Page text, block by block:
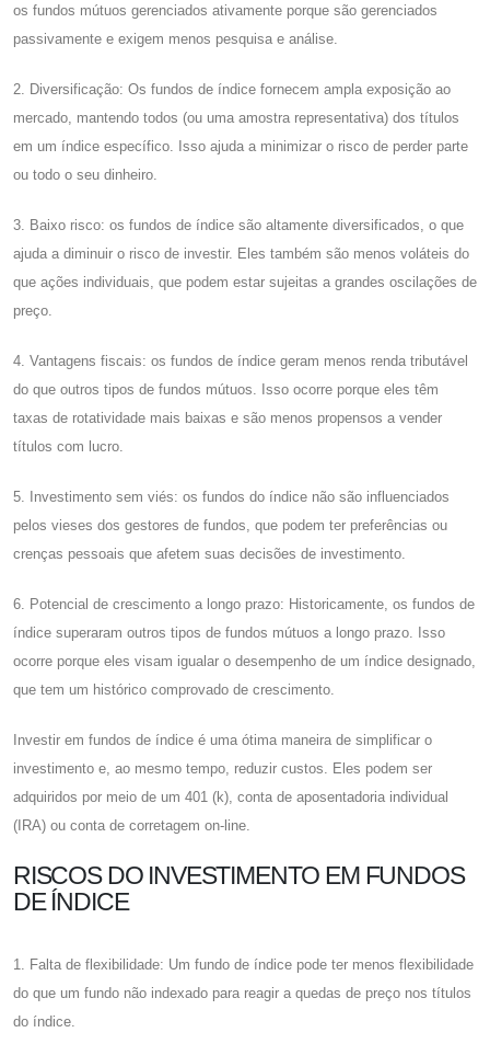
os fundos mútuos gerenciados ativamente porque são gerenciados
passivamente e exigem menos pesquisa e análise.
2. Diversificação: Os fundos de índice fornecem ampla exposição ao
mercado, mantendo todos (ou uma amostra representativa) dos títulos
em um índice específico. Isso ajuda a minimizar o risco de perder parte
ou todo o seu dinheiro.
3. Baixo risco: os fundos de índice são altamente diversificados, o que
ajuda a diminuir o risco de investir. Eles também são menos voláteis do
que ações individuais, que podem estar sujeitas a grandes oscilações de
preço.
4. Vantagens fiscais: os fundos de índice geram menos renda tributável
do que outros tipos de fundos mútuos. Isso ocorre porque eles têm
taxas de rotatividade mais baixas e são menos propensos a vender
títulos com lucro.
5. Investimento sem viés: os fundos do índice não são influenciados
pelos vieses dos gestores de fundos, que podem ter preferências ou
crenças pessoais que afetem suas decisões de investimento.
6. Potencial de crescimento a longo prazo: Historicamente, os fundos de
índice superaram outros tipos de fundos mútuos a longo prazo. Isso
ocorre porque eles visam igualar o desempenho de um índice designado,
que tem um histórico comprovado de crescimento.
Investir em fundos de índice é uma ótima maneira de simplificar o
investimento e, ao mesmo tempo, reduzir custos. Eles podem ser
adquiridos por meio de um 401 (k), conta de aposentadoria individual
(IRA) ou conta de corretagem on-line.
RISCOS DO INVESTIMENTO EM FUNDOS
DE ÍNDICE
1. Falta de flexibilidade: Um fundo de índice pode ter menos flexibilidade
do que um fundo não indexado para reagir a quedas de preço nos títulos
do índice.